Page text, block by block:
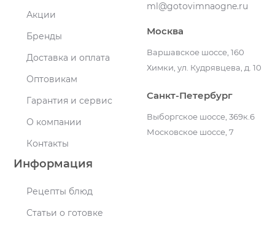
Акции
Бренды
Доставка и оплата
Оптовикам
Гарантия и сервис
О компании
Контакты
Информация
Рецепты блюд
Статьи о готовке
ml@gotovimnaogne.ru
Москва
Варшавское шоссе, 160
Химки, ул. Кудрявцева, д. 10
Санкт-Петербург
Выборгское шоссе, 369к.6
Московское шоссе, 7